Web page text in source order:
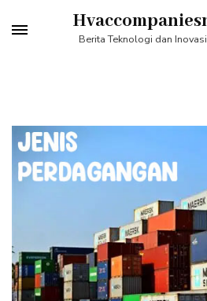
ke
Berita Teknologi dan